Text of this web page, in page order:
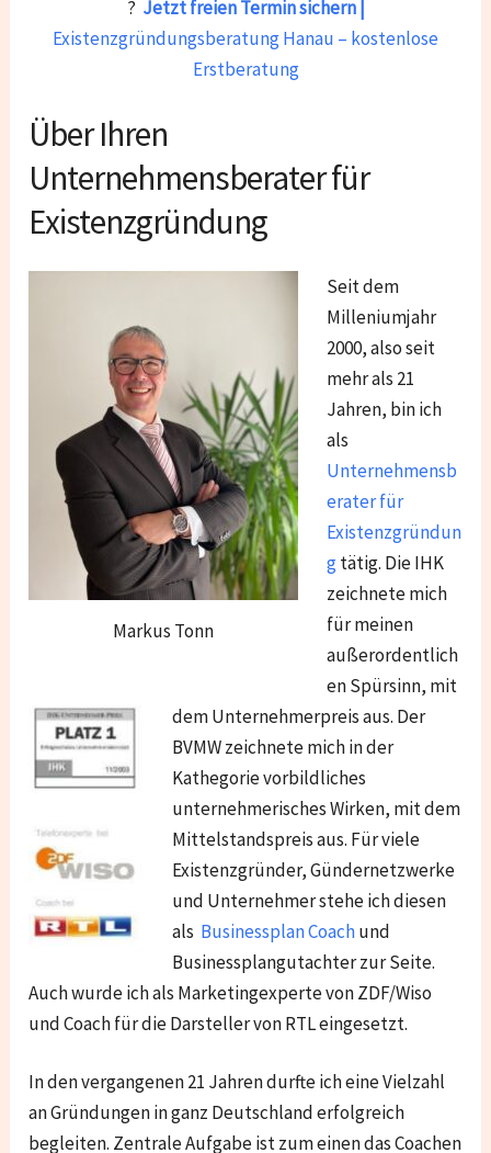
? Jetzt freien Termin sichern |
Existenzgründungsberatung Hanau – kostenlose
Erstberatung
Über Ihren
Unternehmensberater für
Existenzgründung
Markus Tonn
Seit dem
Milleniumjahr
2000, also seit
mehr als 21
Jahren, bin ich
als
Unternehmensb
erater für
Existenzgründun
gtätig. Die IHK
zeichnete mich
für meinen
außerordentlich
en Spürsinn, mit
dem Unternehmerpreis aus. Der
BVMW zeichnete mich in der
Kathegorie vorbildliches
unternehmerisches Wirken, mit dem
Mittelstandspreis aus. Für viele
Existenzgründer, Gündernetzwerke
und Unternehmer stehe ich diesen
als Businessplan Coachund
Businessplangutachter zur Seite.
Auch wurde ich als Marketingexperte von ZDF/Wiso
und Coach für die Darsteller von RTL eingesetzt.
In den vergangenen 21 Jahren durfte ich eine Vielzahl
an Gründungen in ganz Deutschland erfolgreich
begleiten. Zentrale Aufgabe ist zum einen das Coachen